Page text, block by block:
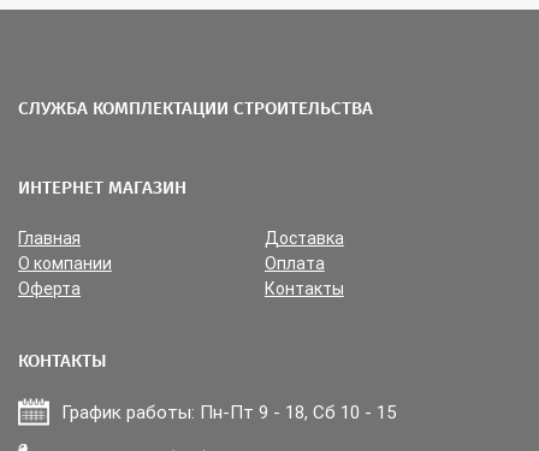
СЛУЖБА КОМПЛЕКТАЦИИ СТРОИТЕЛЬСТВА
ИНТЕРНЕТ МАГАЗИН
Главная
Доставка
О компании
Оплата
Оферта
Контакты
КОНТАКТЫ
График работы: Пн-Пт 9 - 18, Сб 10 - 15